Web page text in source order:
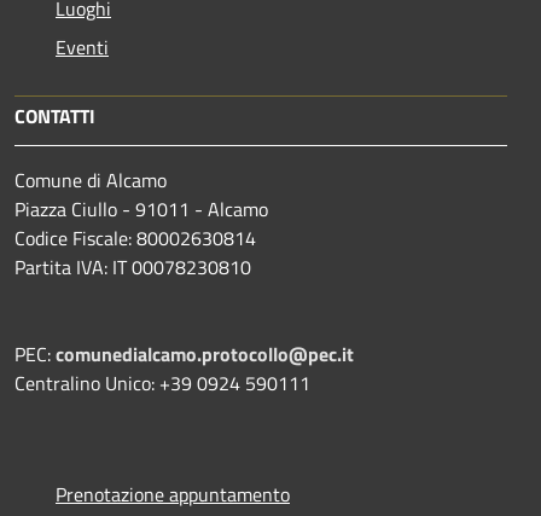
Luoghi
Eventi
CONTATTI
Comune di Alcamo
Piazza Ciullo - 91011 - Alcamo
Codice Fiscale: 80002630814
Partita IVA: IT 00078230810
PEC:comunedialcamo.protocollo@pec.it
Centralino Unico: +39 0924 590111
Prenotazione appuntamento